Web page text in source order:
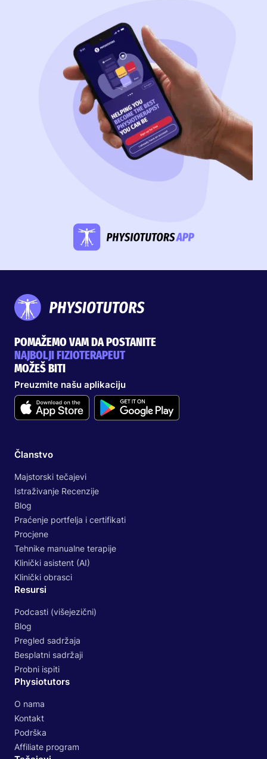
POMAŽEMO VAM DA POSTANITE
NAJBOLJI FIZIOTERAPEUT
MOŽEŠ BITI
Preuzmite našu aplikaciju
Članstvo
Majstorski tečajevi
Istraživanje Recenzije
Blog
Praćenje portfelja i certifikati
Procjene
Tehnike manualne terapije
Klinički asistent (AI)
Klinički obrasci
Resursi
Podcasti (višejezični)
Blog
Pregled sadržaja
Besplatni sadržaji
Probni ispiti
Physiotutors
O nama
Kontakt
Podrška
Affiliate program